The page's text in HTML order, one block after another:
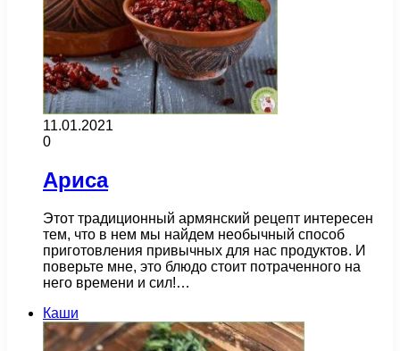
11.01.2021
0
Ариса
Этот традиционный армянский рецепт интересен
тем, что в нем мы найдем необычный способ
приготовления привычных для нас продуктов. И
поверьте мне, это блюдо стоит потраченного на
него времени и сил!…
Каши